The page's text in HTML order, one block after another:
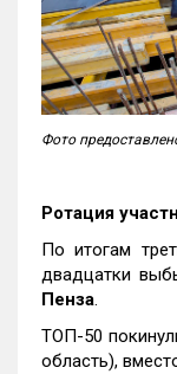
Фото
Ротация
По итогам
двадцатки
Пенза.
ТОП-50
область),